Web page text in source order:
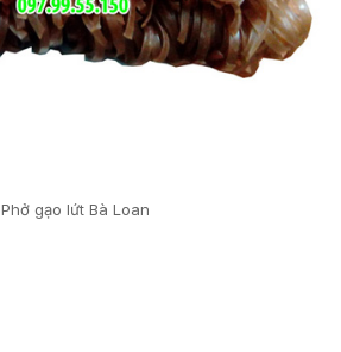
Phở gạo lứt Bà Loan